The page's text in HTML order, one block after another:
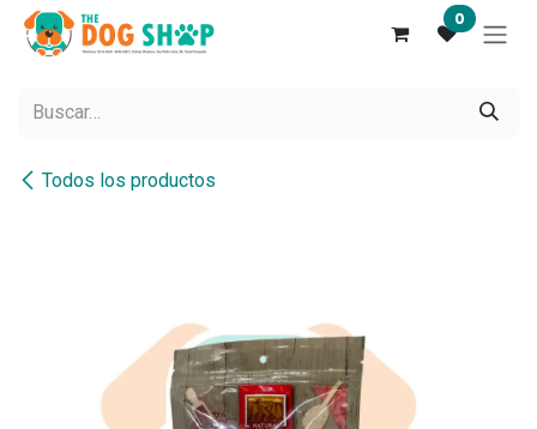
Ir al contenido 0
Todos los productos